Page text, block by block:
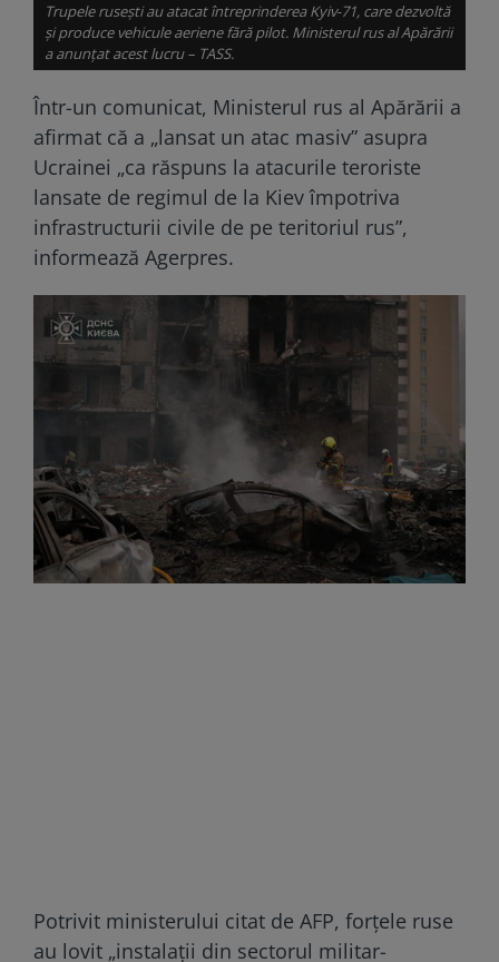
Trupele rusești au atacat întreprinderea Kyiv-71, care dezvoltă
și produce vehicule aeriene fără pilot. Ministerul rus al Apărării
a anunțat acest lucru – TASS.
Într-un comunicat, Ministerul rus al Apărării a
afirmat că a „lansat un atac masiv” asupra
Ucrainei „ca răspuns la atacurile teroriste
lansate de regimul de la Kiev împotriva
infrastructurii civile de pe teritoriul rus”,
informează Agerpres.
Potrivit ministerului citat de AFP, forțele ruse
au lovit „instalații din sectorul militar-